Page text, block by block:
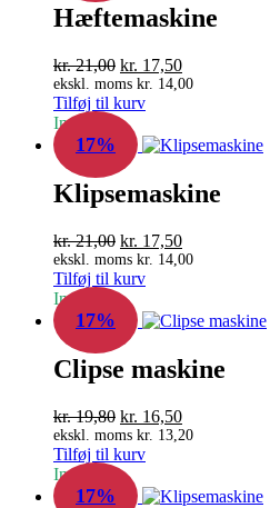
Hæftemaskine
kr.21,00 Den
oprindelige
pris
var:
kr. 21,00.
kr. 17,50Den
aktuelle
kr. 17,50.
ekskl. moms kr. 14,00
Tilføj til kurv
In Stock
17%
Klipsemaskine
kr.21,00 Den
oprindelige
pris
var:
kr. 21,00.
kr. 17,50Den
aktuelle
kr. 17,50.
ekskl. moms kr. 14,00
Tilføj til kurv
In Stock
17%
Clipse maskine
kr.19,80 Den
oprindelige
pris
var:
kr. 19,80.
kr. 16,50Den
aktuelle
kr. 16,50.
ekskl. moms kr. 13,20
Tilføj til kurv
In Stock
17%